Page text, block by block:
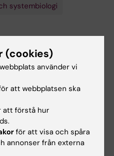
systembiologi
(cookies)
använder vi
att webbplatsen ska
att förstå hur
för att visa och spåra
annonser från externa